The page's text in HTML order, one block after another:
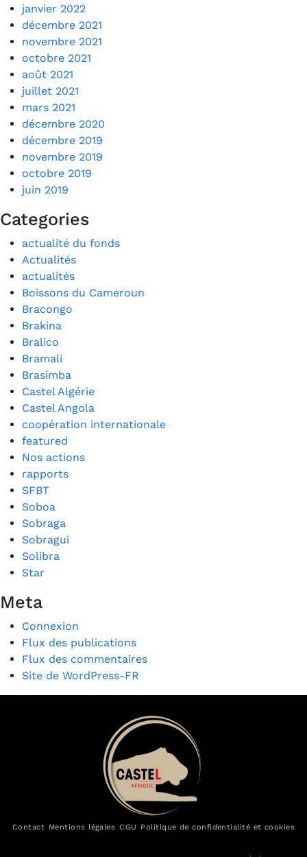
janvier 2022
décembre 2021
novembre 2021
octobre 2021
août 2021
juillet 2021
mars 2021
décembre 2020
décembre 2019
novembre 2019
octobre 2019
juin 2019
Categories
actualité du fonds
Actualités
actualités
Boissons du Cameroun
Bracongo
Brakina
Bralico
Bramali
Brasimba
Castel Algérie
Castel Angola
coopération internationale
featured
Nos actions
rapports
SFBT
Soboa
Sobraga
Sobragui
Solibra
Star
Meta
Connexion
Flux des publications
Flux des commentaires
Site de WordPress-FR
Contact Mentions légales CGU Politique de confidentialité et cookies